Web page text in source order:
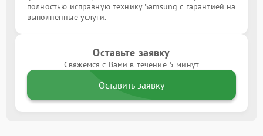
полностью исправную технику Samsung с гарантией на
выполненные услуги.
Оставьте заявку
Свяжемся с Вами в течение 5 минут
Оставить заявку